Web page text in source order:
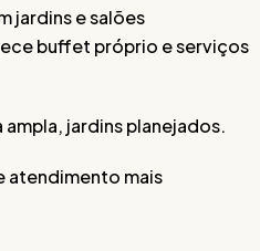
jardins e salões
buffet próprio e serviços
ampla, jardins planejados.
atendimento mais